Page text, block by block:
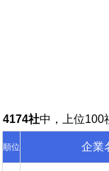
4174社中，上位100
順位 企業